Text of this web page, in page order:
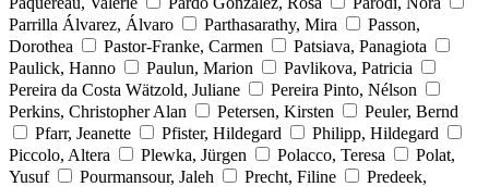
Parrilla Álvarez, Álvaro
Parthasarathy, Mira
Passon,
Dorothea
Pastor-Franke, Carmen
Patsiava, Panagiota
Paulick, Hanno
Paulun, Marion
Pavlikova, Patricia
Pereira da Costa Wätzold, Juliane
Pereira Pinto, Nélson
Perkins, Christopher Alan
Petersen, Kirsten
Peuler, Bernd
Pfarr, Jeanette
Pfister, Hildegard
Philipp, Hildegard
Piccolo, Altera
Plewka, Jürgen Polacco, Teresa
Polat,
Yusuf
Pourmansour, Jaleh Precht, Filine
Predeek,